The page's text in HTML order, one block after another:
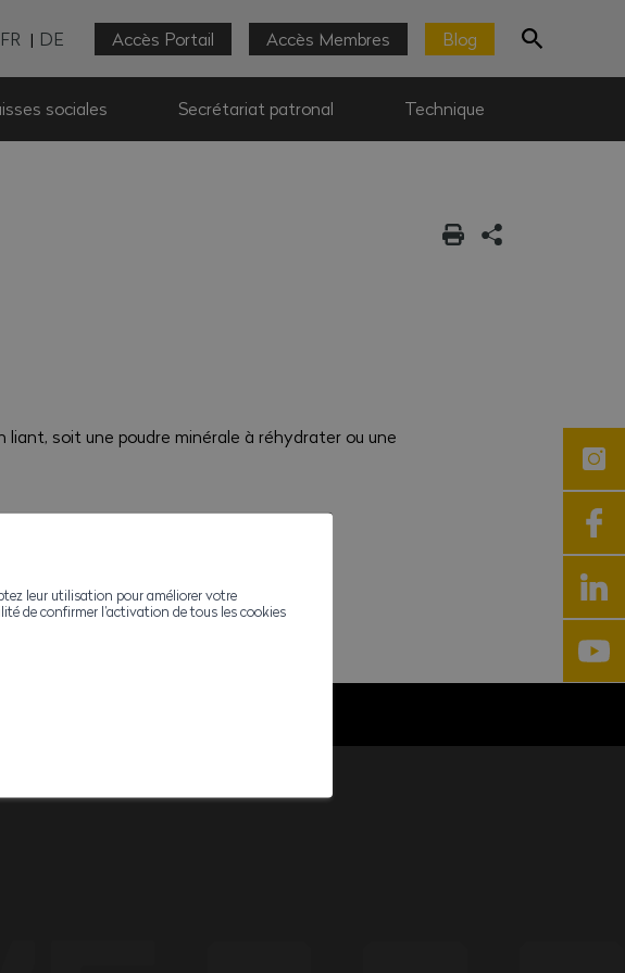
FR DE Accès Portail Accès Membres Blog
sociales Secrétariat patronal Technique
soit une poudre minérale à réhydrater ou une
leur utilisation pour améliorer votre
de confirmer l’activation de tous les cookies